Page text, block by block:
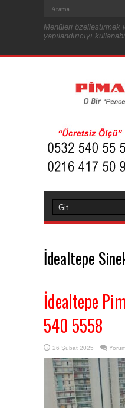
Menüleri özelleştirmek
yapılandırıcıyı
İdealtepe
İdealtepe
540 5558
26 Şubat 2025